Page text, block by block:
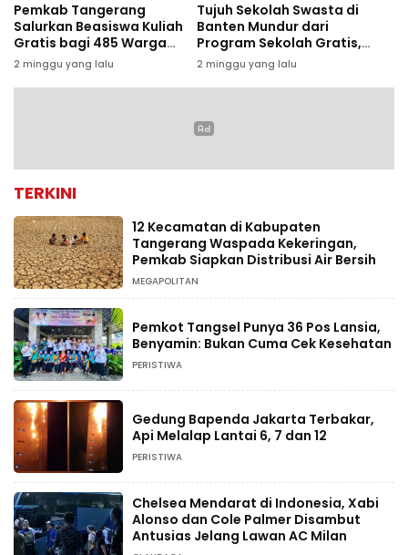
Pemkab Tangerang
Salurkan Beasiswa Kuliah
Gratis bagi 485 Warga
Kurang Mampu
2 minggu yang lalu
Tujuh Sekolah Swasta di
Banten Mundur dari
Program Sekolah Gratis,
Diduga Terkendala Biaya
Operasional
2 minggu yang lalu
TERKINI
12 Kecamatan di Kabupaten
Tangerang Waspada Kekeringan,
Pemkab Siapkan Distribusi Air Bersih
MEGAPOLITAN
Pemkot Tangsel Punya 36 Pos Lansia,
Benyamin: Bukan Cuma Cek Kesehatan
PERISTIWA
Gedung Bapenda Jakarta Terbakar,
Api Melalap Lantai 6, 7 dan 12
PERISTIWA
Chelsea Mendarat di Indonesia, Xabi
Alonso dan Cole Palmer Disambut
Antusias Jelang Lawan AC Milan